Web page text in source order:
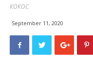
кокос
September 11, 2020